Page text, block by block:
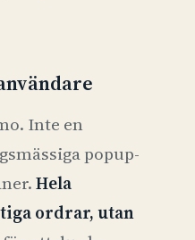
Inte en
popup-
Hela
ordrar, utan